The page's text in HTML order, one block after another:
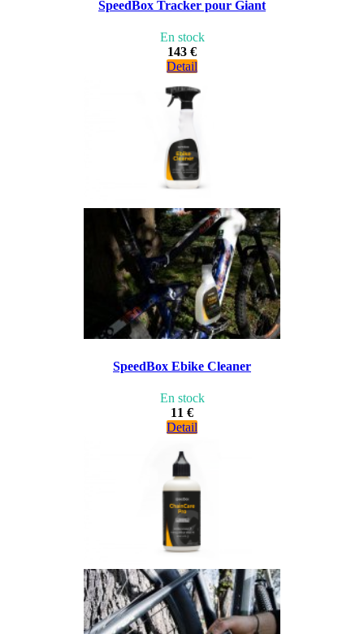
SpeedBox Tracker pour Giant
En stock
143 €
Detail
SpeedBox Ebike Cleaner
En stock
11 €
Detail